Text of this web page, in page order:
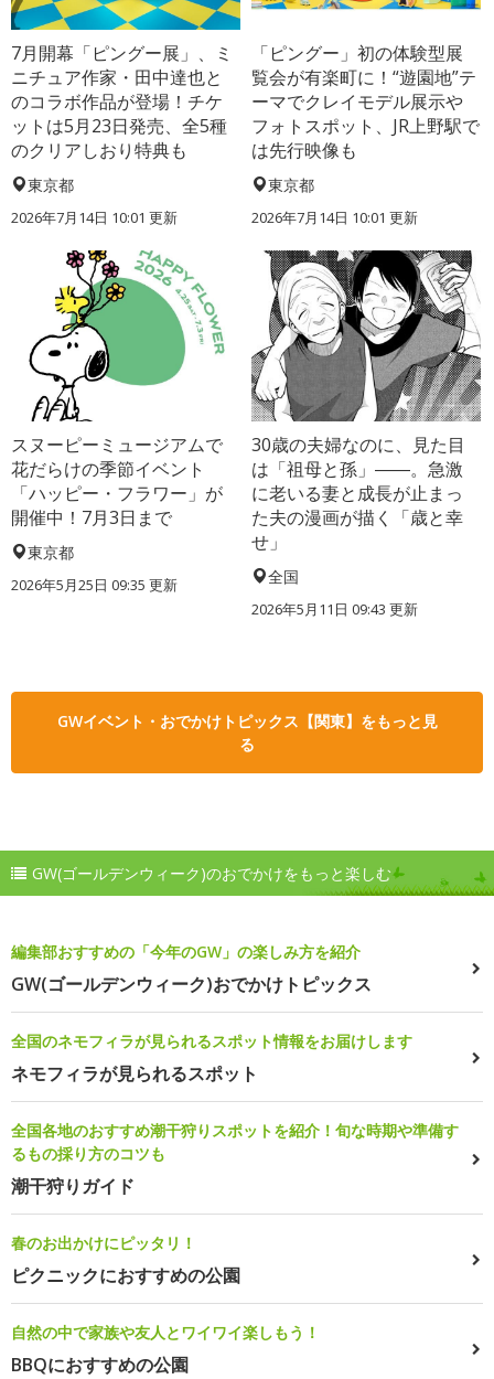
7月開幕「ピングー展」、ミ
ニチュア作家・田中達也と
のコラボ作品が登場！チケ
ットは5月23日発売、全5種
のクリアしおり特典も
東京都
2026年7月14日 10:01 更新
「ピングー」初の体験型展
覧会が有楽町に！“遊園地”テ
ーマでクレイモデル展示や
フォトスポット、JR上野駅で
は先行映像も
東京都
2026年7月14日 10:01 更新
スヌーピーミュージアムで
花だらけの季節イベント
「ハッピー・フラワー」が
開催中！7月3日まで
東京都
2026年5月25日 09:35 更新
30歳の夫婦なのに、見た目
は「祖母と孫」――。急激
に老いる妻と成長が止まっ
た夫の漫画が描く「歳と幸
せ」
全国
2026年5月11日 09:43 更新
GWイベント・おでかけトピックス【関東】をもっと見
る
GW(ゴールデンウィーク)のおでかけをもっと楽しむ
編集部おすすめの「今年のGW」の楽しみ方を紹介
GW(ゴールデンウィーク)おでかけトピックス
全国のネモフィラが見られるスポット情報をお届けします
ネモフィラが見られるスポット
全国各地のおすすめ潮干狩りスポットを紹介！旬な時期や準備す
るもの採り方のコツも
潮干狩りガイド
春のお出かけにピッタリ！
ピクニックにおすすめの公園
自然の中で家族や友人とワイワイ楽しもう！
BBQにおすすめの公園